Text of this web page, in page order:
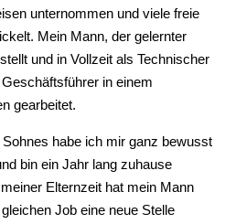
unternommen und viele freie
Mein Mann, der gelernter
und in Vollzeit als Technischer
in einem
gearbeitet.
habe ich mir ganz bewusst
bin ein Jahr lang zuhause
Elternzeit hat mein Mann
Job eine neue Stelle